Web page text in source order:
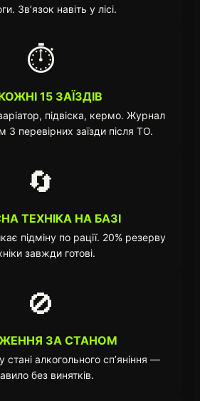
Зв’язок навіть у лісі.
⏱️
15 ЗАЇЗДІВ
підвіска, кермо. Журнал
3 перевірних заїзди після ТО.
🔄
ТЕХНІКА НА БАЗІ
підміну по рації. 20% резерву
завжди готові.
🚫
ЗА СТАНОМ
алкогольного сп’яніння —
без винятків.